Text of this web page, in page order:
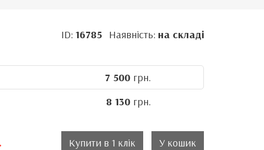
ID: 16785Наявність: на складі
7 500 грн.
8 130 грн.
Купити в 1 клік У кошик